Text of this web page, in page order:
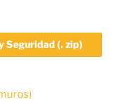
Seguridad (. zip)